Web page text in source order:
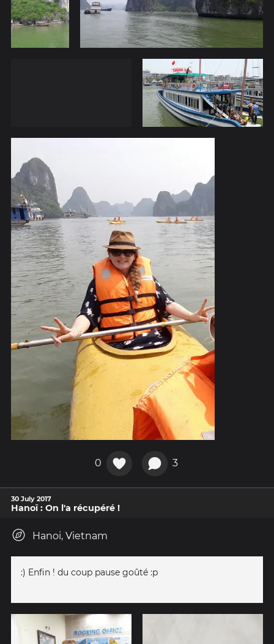
0 3
30 July 2017
Hanoï : On l'a récupéré !
Hanoi, Vietnam
:) Enfin ! du coup pause goûté :p